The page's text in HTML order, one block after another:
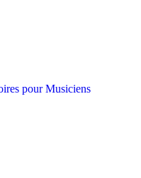
pour Musiciens